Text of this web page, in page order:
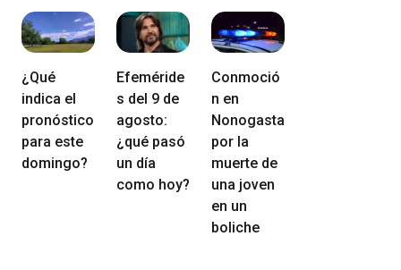
¿Qué
indica el
pronóstico
para este
domingo?
Efeméride
s del 9 de
agosto:
¿qué pasó
un día
como hoy?
Conmoció
n en
Nonogasta
por la
muerte de
una joven
en un
boliche